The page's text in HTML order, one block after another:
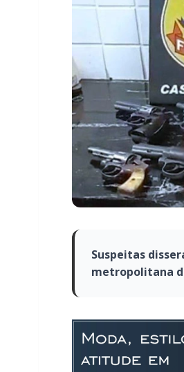
Suspeitas
metropolitana
Duas mulheres
municipal de